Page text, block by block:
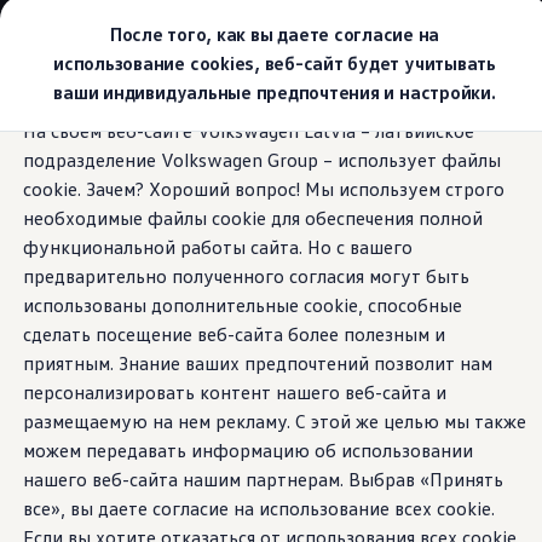
После того, как вы даете согласие на
использование cookies, веб-сайт будет учитывать
ваши индивидуальные предпочтения и настройки.
На своем веб-сайте Volkswagen Latvia – латвийское
подразделение Volkswagen Group – использует файлы
cookie. Зачем? Хороший вопрос! Мы используем строго
необходимые файлы cookie для обеспечения полной
функциональной работы сайта. Но с вашего
предварительно полученного согласия могут быть
использованы дополнительные cookie, способные
сделать посещение веб-сайта более полезным и
приятным. Знание ваших предпочтений позволит нам
персонализировать контент нашего веб-сайта и
размещаемую на нем рекламу. С этой же целью мы также
можем передавать информацию об использовании
нашего веб-сайта нашим партнерам. Выбрав «Принять
все», вы даете согласие на использование всех cookie.
Если вы хотите отказаться от использования всех cookie,
основному
содержанию
нижнему
колонтитулу
Выбери свой Volkswagen
Модельный ряд
Новый ID.Cross
Открой для себя семейство внедорожников
Предложения и услуги
Юбилейное предложение
Автомобильный онлайн-магазин Volkswagen
Обмен автомобилей
Лизинг Volkswagen
Гарантия
Бесплатная регистрация для вашего нового
Взаимодействие в сети простыми словами
VW Connect
Активация
Все службы
VW Connect для Вашего ID.
Обновления (Upgrades)
Car-Net
App-Connect
Fleet Interface Data
O Volkswagen
Получи больше
Владельцы и услуги
VW Connect Plus
Откройте для себя
новые возможности
— в дороге или в
цифровом виде